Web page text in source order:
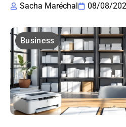
Sacha Maréchal
08/08/
Business